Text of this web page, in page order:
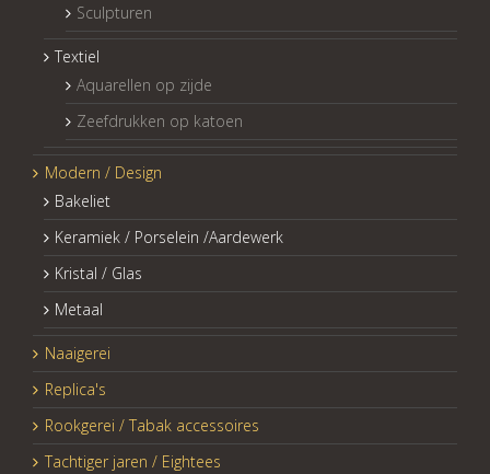
Sculpturen
Textiel
Aquarellen op zijde
Zeefdrukken op katoen
Modern / Design
Bakeliet
Keramiek / Porselein /Aardewerk
Kristal / Glas
Metaal
Naaigerei
Replica's
Rookgerei / Tabak accessoires
Tachtiger jaren / Eightees